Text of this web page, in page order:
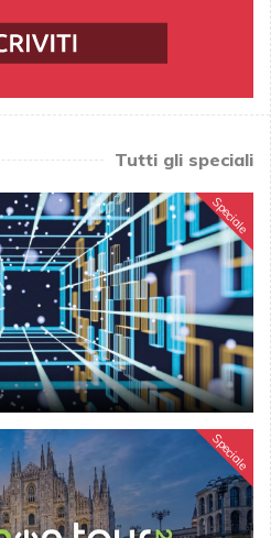
Tutti gli speciali
Speciale
Speciale